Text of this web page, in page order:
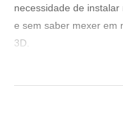
necessidade de
e sem saber mexer em
3D.
– Site para converter a
http://image.online-